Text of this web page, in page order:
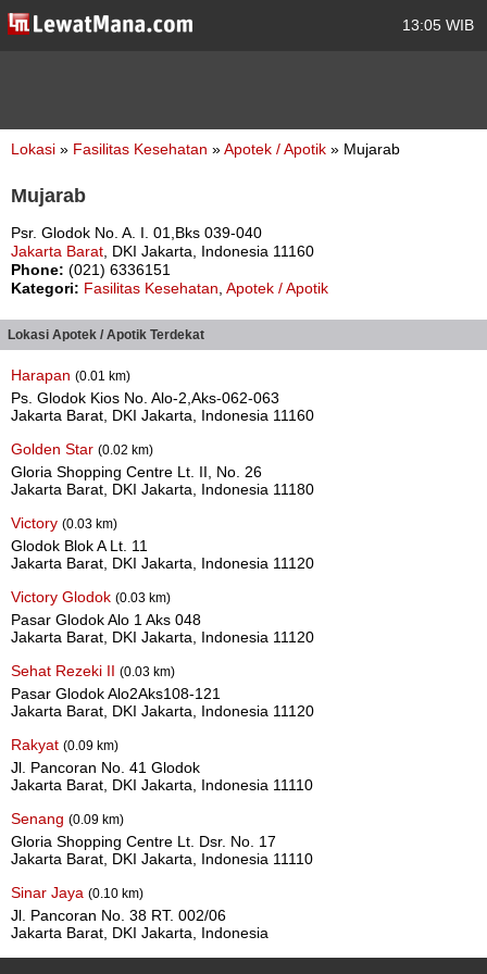
13:05 WIB
Lokasi » Fasilitas Kesehatan »Apotek / Apotik » Mujarab
Mujarab
Psr. Glodok No. A. I. 01,Bks 039-040
Jakarta Barat , DKI Jakarta, Indonesia 11160
Phone: (021) 6336151
Kategori: Fasilitas Kesehatan Apotek / Apotik
Lokasi Apotek / Apotik Terdekat
Harapan (0.01 km)
Ps. Glodok Kios No. Alo-2,Aks-062-063
Jakarta Barat, DKI Jakarta, Indonesia 11160
Golden Star (0.02 km)
Gloria Shopping Centre Lt. II, No. 26
Jakarta Barat, DKI Jakarta, Indonesia 11180
Victory (0.03 km)
Glodok Blok A Lt. 11
Jakarta Barat, DKI Jakarta, Indonesia 11120
Victory Glodok (0.03 km)
Pasar Glodok Alo 1 Aks 048
Jakarta Barat, DKI Jakarta, Indonesia 11120
Sehat Rezeki II (0.03 km)
Pasar Glodok Alo2Aks108-121
Jakarta Barat, DKI Jakarta, Indonesia 11120
Rakyat (0.09 km)
Jl. Pancoran No. 41 Glodok
Jakarta Barat, DKI Jakarta, Indonesia 11110
Senang (0.09 km)
Gloria Shopping Centre Lt. Dsr. No. 17
Jakarta Barat, DKI Jakarta, Indonesia 11110
Sinar Jaya (0.10 km)
Jl. Pancoran No. 38 RT. 002/06
Jakarta Barat, DKI Jakarta, Indonesia